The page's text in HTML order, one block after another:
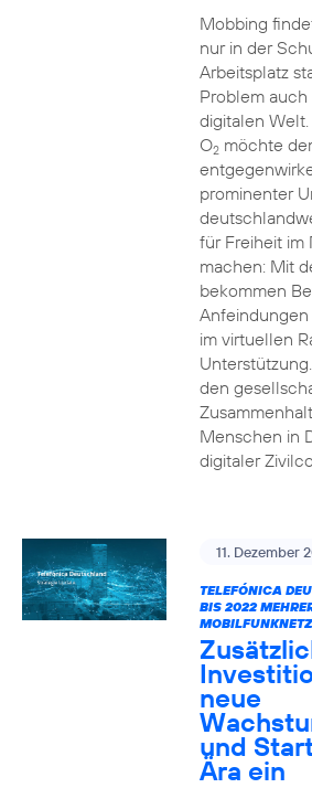
Mobbing
nur in der
Arbeitsplatz
Problem
digitalen
O2möchte
prominenter
für Freiheit im
machen: Mit
bekommen
im virtuellen
den
Menschen in
digitaler
11. Dezember
TELEFÓNICA
BIS 2022
neue
und
Ära ein